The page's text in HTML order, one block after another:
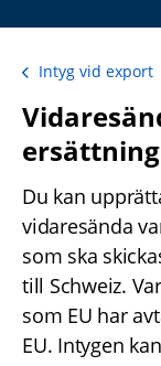
Intyg vid export
Du kan
vidaresända
som ska
till Schweiz.
som EU har
EU. Intygen